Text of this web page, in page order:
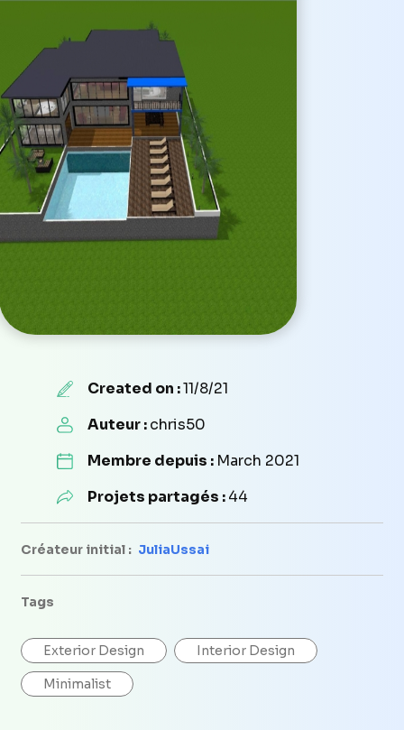
Created on :11/8/21
Auteur :chris50
Membre depuis : March 2021
Projets partagés :44
Créateur initial : JuliaUssai
Tags
Exterior Design Interior Design
Minimalist